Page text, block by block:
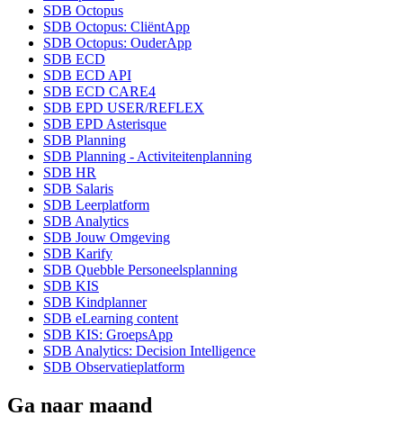
SDB Octopus
SDB Octopus: CliëntApp
SDB Octopus: OuderApp
SDB ECD
SDB ECD API
SDB ECD CARE4
SDB EPD USER/REFLEX
SDB EPD Asterisque
SDB Planning
SDB Planning - Activiteitenplanning
SDB HR
SDB Salaris
SDB Leerplatform
SDB Analytics
SDB Jouw Omgeving
SDB Karify
SDB Quebble Personeelsplanning
SDB KIS
SDB Kindplanner
SDB eLearning content
SDB KIS: GroepsApp
SDB Analytics: Decision Intelligence
SDB Observatieplatform
Ga naar maand